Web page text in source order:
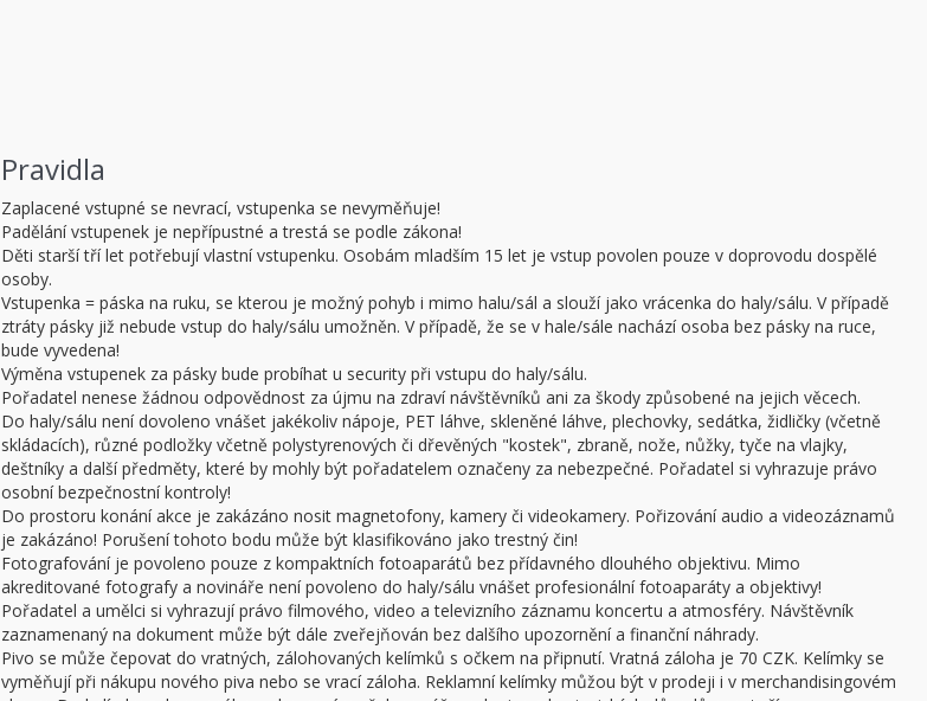
Pravidla
Zaplacené vstupné se nevrací, vstupenka se nevyměňuje!
Padělání vstupenek je nepřípustné a trestá se podle zákona!
Děti starší tří let potřebují vlastní vstupenku. Osobám mladším 15 let je vstup povolen pouze v doprovodu dospělé
osoby.
Vstupenka = páska na ruku, se kterou je možný pohyb i mimo halu/sál a slouží jako vrácenka do haly/sálu. V případě
ztráty pásky již nebude vstup do haly/sálu umožněn. V případě, že se v hale/sále nachází osoba bez pásky na ruce,
bude vyvedena!
Výměna vstupenek za pásky bude probíhat u security při vstupu do haly/sálu.
Pořadatel nenese žádnou odpovědnost za újmu na zdraví návštěvníků ani za škody způsobené na jejich věcech.
Do haly/sálu není dovoleno vnášet jakékoliv nápoje, PET láhve, skleněné láhve, plechovky, sedátka, židličky (včetně
skládacích), různé podložky včetně polystyrenových či dřevěných "kostek", zbraně, nože, nůžky, tyče na vlajky,
deštníky a další předměty, které by mohly být pořadatelem označeny za nebezpečné. Pořadatel si vyhrazuje právo
osobní bezpečnostní kontroly!
Do prostoru konání akce je zakázáno nosit magnetofony, kamery či videokamery. Pořizování audio a videozáznamů
je zakázáno! Porušení tohoto bodu může být klasifikováno jako trestný čin!
Fotografování je povoleno pouze z kompaktních fotoaparátů bez přídavného dlouhého objektivu. Mimo
akreditované fotografy a novináře není povoleno do haly/sálu vnášet profesionální fotoaparáty a objektivy!
Pořadatel a umělci si vyhrazují právo filmového, video a televizního záznamu koncertu a atmosféry. Návštěvník
zaznamenaný na dokument může být dále zveřejňován bez dalšího upozornění a finanční náhrady.
Pivo se může čepovat do vratných, zálohovaných kelímků s očkem na připnutí. Vratná záloha je 70 CZK. Kelímky se
vyměňují při nákupu nového piva nebo se vrací záloha. Reklamní kelímky můžou být v prodeji i v merchandisingovém